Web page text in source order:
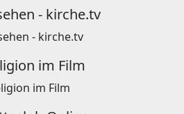
- kirche.tv
im Film